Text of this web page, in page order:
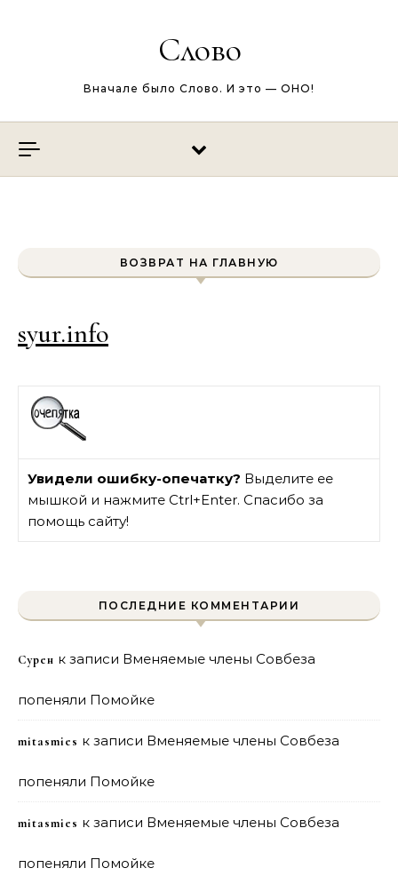
Слово
Вначале было Слово. И это — ОНО!
ВОЗВРАТ НА ГЛАВНУЮ
syur.info
Увидели ошибку-опечатку? Выделите ее
мышкой и нажмите Ctrl+Enter. Спасибо за
помощь сайту!
ПОСЛЕДНИЕ КОММЕНТАРИИ
Сурен к записи Вменяемые члены Совбеза
попеняли Помойке
mitasmies к записи Вменяемые члены Совбеза
попеняли Помойке
mitasmies к записи Вменяемые члены Совбеза
попеняли Помойке